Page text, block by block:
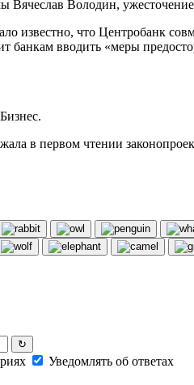
Вячеслав Володин,
известно, что Центробанк
банкам вводить «меры
в первом чтении
↻
Уведомлять об ответах